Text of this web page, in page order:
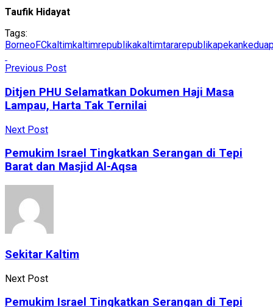
Taufik Hidayat
Tags:
BorneoFCkaltimkaltimrepublikakaltimtararepublikapekankedua
Previous Post
Ditjen PHU Selamatkan Dokumen Haji Masa
Lampau, Harta Tak Ternilai
Next Post
Pemukim Israel Tingkatkan Serangan di Tepi
Barat dan Masjid Al-Aqsa
Sekitar Kaltim
Next Post
Pemukim Israel Tingkatkan Serangan di Tepi